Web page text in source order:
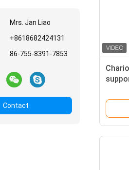
Mrs. Jan Liao
+8618682424131
86-755-8391-7853
Contact
taille